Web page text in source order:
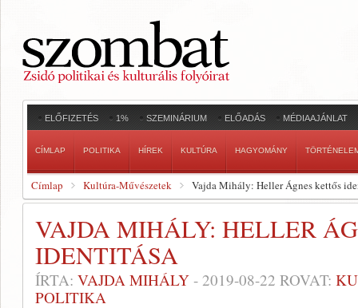
ELŐFIZETÉS 1% SZEMINÁRIUM ELŐADÁS MÉDIAAJÁNLAT
CÍMLAP POLITIKA HÍREK KULTÚRA HAGYOMÁNY
Címlap Kultúra-Művészetek Vajda Mihály: Heller Ágnes kettős
VAJDA MIHÁLY: HELLER
IDENTITÁSA
ÍRTA: VAJDA MIHÁLY - 2019-08-22 ROVAT:
POLITIKA